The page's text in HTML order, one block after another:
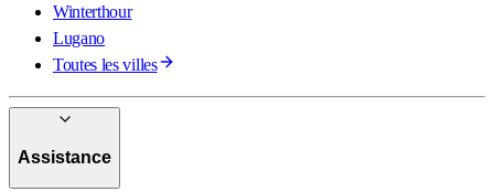
Winterthour
Lugano
Toutes les villes
Assistance